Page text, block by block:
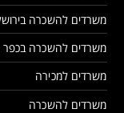
משרדים להשכרה
משרדים להשכרה
משרדים למכירה
משרדים להשכרה